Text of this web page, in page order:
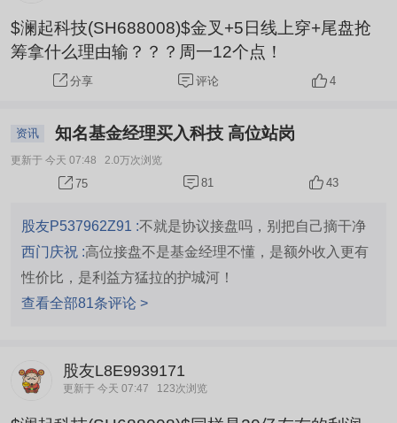
$澜起科技(SH688008)$金叉+5日线上穿+尾盘抢
筹拿什么理由输？？？周一12个点！
分享 评论 4
资讯 知名基金经理买入科技 高位站岗
更新于 今天 07:48 2.0万次浏览
75 81 43
股友P537962Z91 :不就是协议接盘吗，别把自己摘干净
西门庆祝 :高位接盘不是基金经理不懂，是额外收入更有
性价比，是利益方猛拉的护城河！
查看全部81条评论 >
股友L8E9939171
更新于 今天 07:47 123次浏览